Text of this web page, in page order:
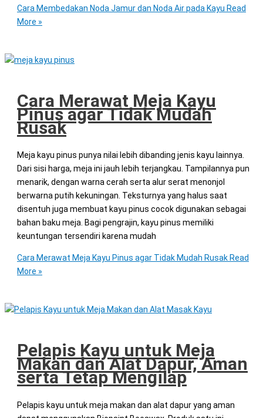
Cara Membedakan Noda Jamur dan Noda Air pada Kayu Read
More »
Cara Merawat Meja Kayu
Pinus agar Tidak Mudah
Rusak
Meja kayu pinus punya nilai lebih dibanding jenis kayu lainnya.
Dari sisi harga, meja ini jauh lebih terjangkau. Tampilannya pun
menarik, dengan warna cerah serta alur serat menonjol
berwarna putih kekuningan. Teksturnya yang halus saat
disentuh juga membuat kayu pinus cocok digunakan sebagai
bahan baku meja. Bagi pengrajin, kayu pinus memiliki
keuntungan tersendiri karena mudah
Cara Merawat Meja Kayu Pinus agar Tidak Mudah Rusak Read
More »
Pelapis Kayu untuk Meja
Makan dan Alat Dapur, Aman
serta Tetap Mengilap
Pelapis kayu untuk meja makan dan alat dapur yang aman